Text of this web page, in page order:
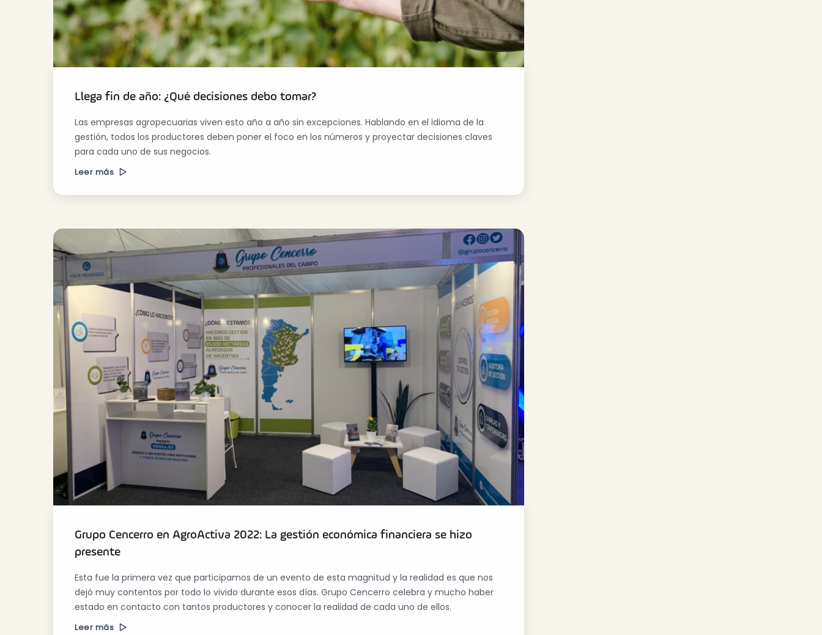
Llega fin de año: ¿Qué decisiones debo tomar?
Las empresas agropecuarias viven esto año a año sin excepciones. Hablando en el idioma de la
gestión, todos los productores deben poner el foco en los números y proyectar decisiones claves
para cada uno de sus negocios.
Leer más
Grupo Cencerro en AgroActiva 2022: La gestión económica financiera se hizo
presente
Esta fue la primera vez que participamos de un evento de esta magnitud y la realidad es que nos
dejó muy contentos por todo lo vivido durante esos días. Grupo Cencerro celebra y mucho haber
estado en contacto con tantos productores y conocer la realidad de cada uno de ellos.
Leer más